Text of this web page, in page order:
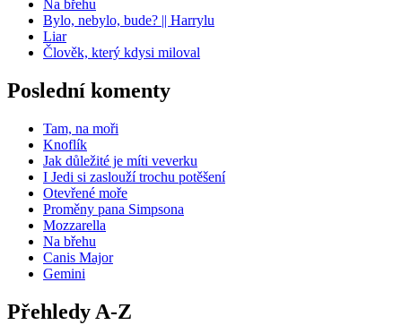
Na břehu
Bylo, nebylo, bude? || Harrylu
Liar
Člověk, který kdysi miloval
Poslední komenty
Tam, na moři
Knoflík
Jak důležité je míti veverku
I Jedi si zaslouží trochu potěšení
Otevřené moře
Proměny pana Simpsona
Mozzarella
Na břehu
Canis Major
Gemini
Přehledy A-Z